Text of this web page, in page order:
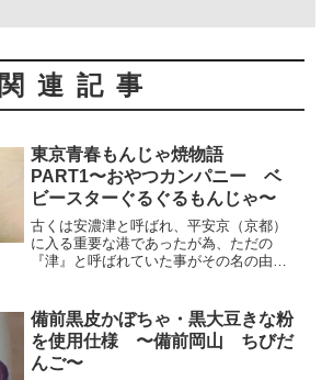
関連記事
東京青春もんじゃ焼物語
PART1〜おやつカンパニー ベ
ビースターぐるぐるもんじゃ〜
古くは安濃津と呼ばれ、平安京（京都）
に入る重要な港であったが為、ただの
『津』と呼ばれていた事がその名の由
愛されるベビースター、腹減りっ子達の
救世主・ブタメンをはじめ、全...
備前黒皮かぼちゃ・黒大豆きな粉
を使用仕様 〜備前岡山 ちびだ
んご〜